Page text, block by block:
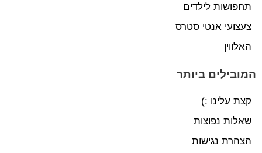
תחפושות לילדים
צעצועי אנטי סטרס
האלווין
המובילים ביותר
קצת עלינו :)
שאלות נפוצות
הצהרת נגישות